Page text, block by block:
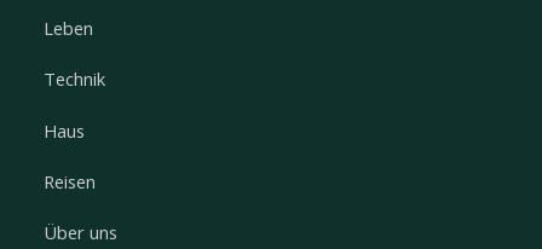
Leben
Technik
Haus
Reisen
Über uns